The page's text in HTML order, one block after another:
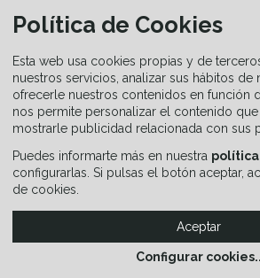
EMPRESA
Quienes somos
Servicios turísticos - Anúnciate
Política de privacidad y Cookies -
Cookies
Política de Cookies
Esta web usa cookies propias y de
nuestros servicios, analizar sus hábitos
ofrecerle nuestros contenidos en función
nos permite personalizar el contenido
mostrarle publicidad relacionada con sus
Puedes informarte más en nuestra
configurarlas. Si pulsas el botón aceptar,
de cookies.
Aceptar
Configurar cookies